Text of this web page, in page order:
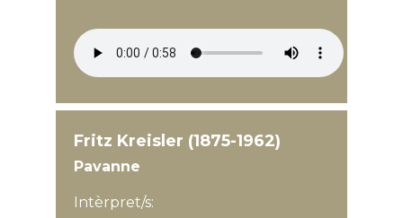
Fritz Kreisler (1875-1962)
Pavanne
Intèrpret/s: